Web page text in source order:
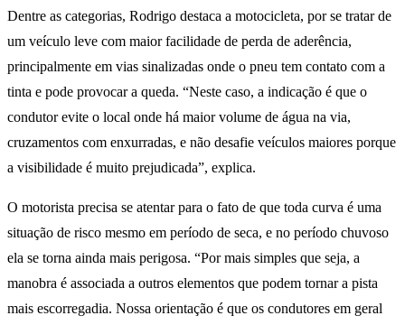
Dentre as categorias, Rodrigo destaca a motocicleta, por se tratar de
um veículo leve com maior facilidade de perda de aderência,
principalmente em vias sinalizadas onde o pneu tem contato com a
tinta e pode provocar a queda. “Neste caso, a indicação é que o
condutor evite o local onde há maior volume de água na via,
cruzamentos com enxurradas, e não desafie veículos maiores porque
a visibilidade é muito prejudicada”, explica.
O motorista precisa se atentar para o fato de que toda curva é uma
situação de risco mesmo em período de seca, e no período chuvoso
ela se torna ainda mais perigosa. “Por mais simples que seja, a
manobra é associada a outros elementos que podem tornar a pista
mais escorregadia. Nossa orientação é que os condutores em geral